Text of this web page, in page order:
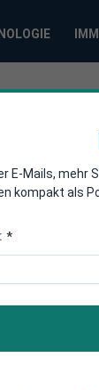
auf das
E-Mails, mehr
kompakt als
*